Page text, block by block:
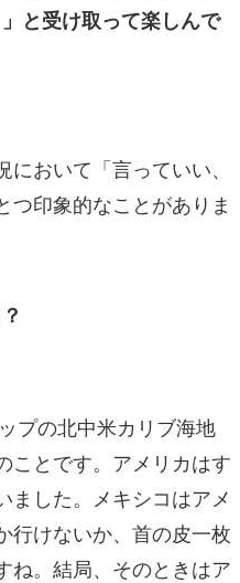
と受け取って楽しんで
おいて「言っていい、
つ印象的なことがありま
プの北中米カリブ海地
ことです。アメリカはす
ました。メキシコはアメ
行けないか、首の皮一枚
ね。結局、そのときはア